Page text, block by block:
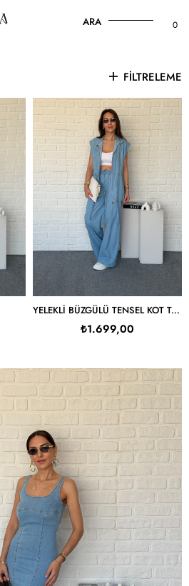
0
ARA
FILTRELEME
YELEKLI BÜZGÜLÜ TENSEL KOT TAKIM
₺1.699,00